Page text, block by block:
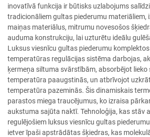
inovatīvā funkcija ir būtisks uzlabojums
tradicionāliem gultas piederumu materiāliem,
maiņas materiālus, mitrumu novesošos
auduma konstrukciju, lai uzturētu ideālu
Luksus viesnīcu gultas piederumu
temperatūras regulācijas sistēma darbojas,
ķermeņa siltuma svārstībām, absorbējot lieko
temperatūra paaugstinās, un atbrīvojot
temperatūra pazeminās. Šis dinamiskais
parastos miega traucējumus, ko izraisa
aukstuma sajūta naktī. Tehnoloģija, kas stāv
regulējošiem luksus viesnīcu gultas
ietver īpaši apstrādātas šķiedras, kas